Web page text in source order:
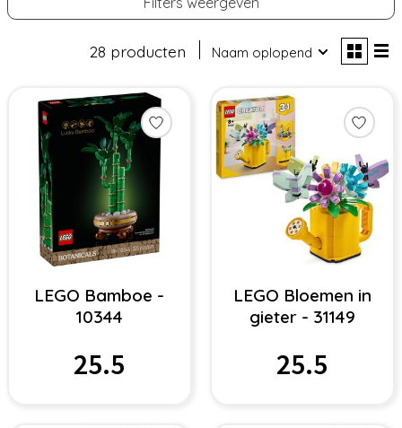
28 producten Naam oplopend
LEGO Bamboe -
10344
25.5
LEGO Bloemen in
gieter - 31149
25.5